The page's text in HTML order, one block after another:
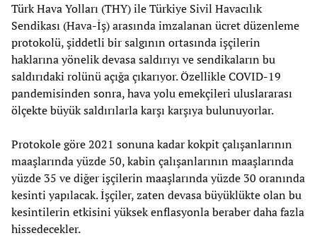
Türk Hava Yolları (THY) ile Türkiye Sivil Havacılık
Sendikası (Hava-İş) arasında imzalanan ücret düzenleme
protokolü, şiddetli bir salgının ortasında işçilerin
haklarına yönelik devasa saldırıyı ve sendikaların bu
saldırıdaki rolünü açığa çıkarıyor. Özellikle COVID-19
pandemisinden sonra, hava yolu emekçileri uluslararası
ölçekte büyük saldırılarla karşı karşıya bulunuyorlar.
Protokole göre 2021 sonuna kadar kokpit çalışanlarının
maaşlarında yüzde 50, kabin çalışanlarının maaşlarında
yüzde 35 ve diğer işçilerin maaşlarında yüzde 30 oranında
kesinti yapılacak. İşçiler, zaten devasa büyüklükte olan bu
kesintilerin etkisini yüksek enflasyonla beraber daha fazla
hissedecekler.